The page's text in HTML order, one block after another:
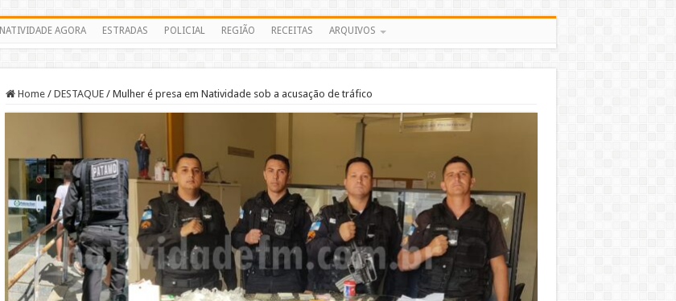
NATIVIDADE AGORA ESTRADAS POLICIAL REGIÃO RECEITAS ARQUIVOS
Home / DESTAQUE / Mulher é presa em Natividade sob a acusação de tráfico